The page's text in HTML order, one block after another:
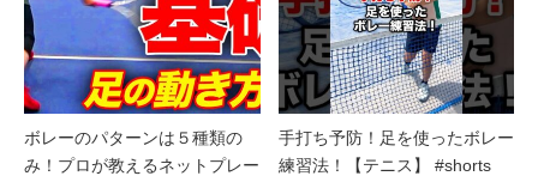
ボレーのパターンは５種類の
み！プロが教えるネットプレー
手打ち予防！足を使ったボレー
練習法！【テニス】 #shorts